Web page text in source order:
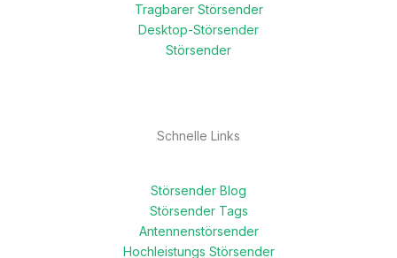
Tragbarer Störsender
Desktop-Störsender
Störsender
Schnelle Links
Störsender Blog
Störsender Tags
Antennenstörsender
Hochleistungs Störsender